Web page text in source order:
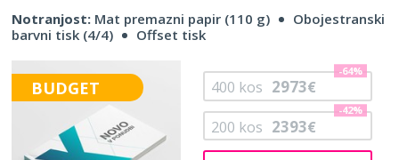
Notranjost: Mat premazni papir (110 g)
Obojestranski
barvni tisk (4/4)
Offset tisk
BUDGET
200 kos 2393€
-42%
400 kos 2973€
-64%